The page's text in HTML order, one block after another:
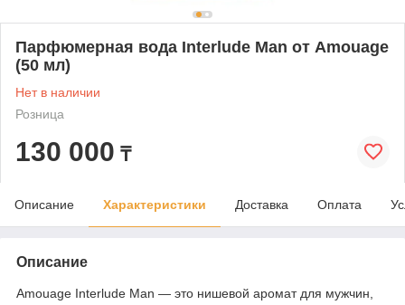
Парфюмерная вода Interlude Man от Amouage
(50 мл)
Нет в наличии
Розница
130 000 ₸
Описание Характеристики Доставка Оплата
Описание
Amouage Interlude Man — это нишевой аромат для мужчин,